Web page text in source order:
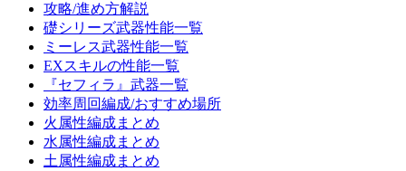
攻略/進め方解説
礎シリーズ武器性能一覧
ミーレス武器性能一覧
EXスキルの性能一覧
『セフィラ』武器一覧
効率周回編成/おすすめ場所
火属性編成まとめ
水属性編成まとめ
土属性編成まとめ